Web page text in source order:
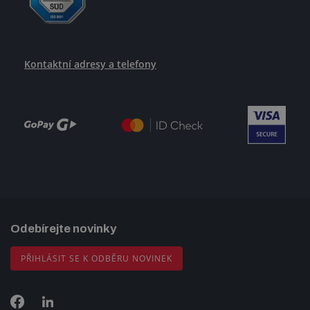
Kontaktní adresy a telefony
Odebírejte novinky
PŘIHLÁSIT SE K ODBĚRU NOVINEK